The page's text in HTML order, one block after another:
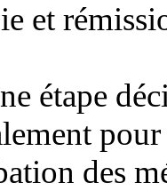
et
étape
des